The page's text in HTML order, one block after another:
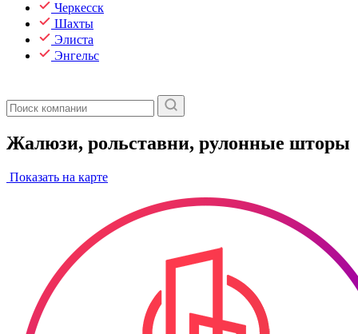
Черкесск
Шахты
Элиста
Энгельс
Жалюзи, рольставни, рулонные шторы
Показать на карте